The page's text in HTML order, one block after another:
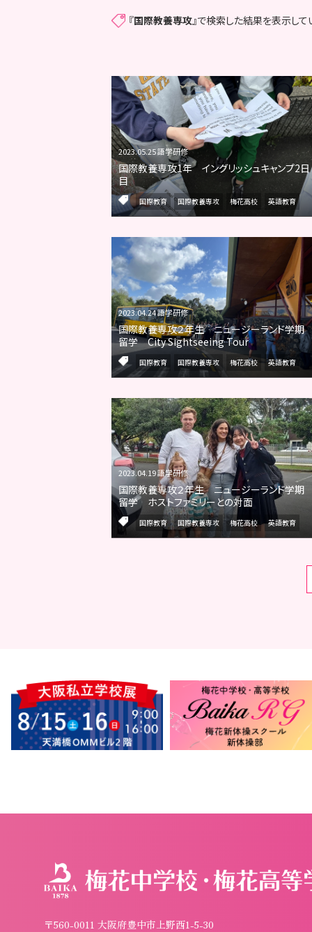
『国際教養専攻』で検索した結果を表示して
2023.05.25 語学研修
国際教養専攻1年 イングリッシュキャンプ2日
目
国際教育 国際教養専攻 梅花高校 英語教育
2023.04.24 語学研修
国際教養専攻２年生 ニュージーランド学期
留学 City Sightseeing Tour
国際教育 国際教養専攻 梅花高校 英語教育
2023.04.19 語学研修
国際教養専攻２年生 ニュージーランド学期
留学 ホストファミリーとの対面
国際教育 国際教養専攻 梅花高校 英語教育
〒560-0011 大阪府豊中市上野西1-5-30